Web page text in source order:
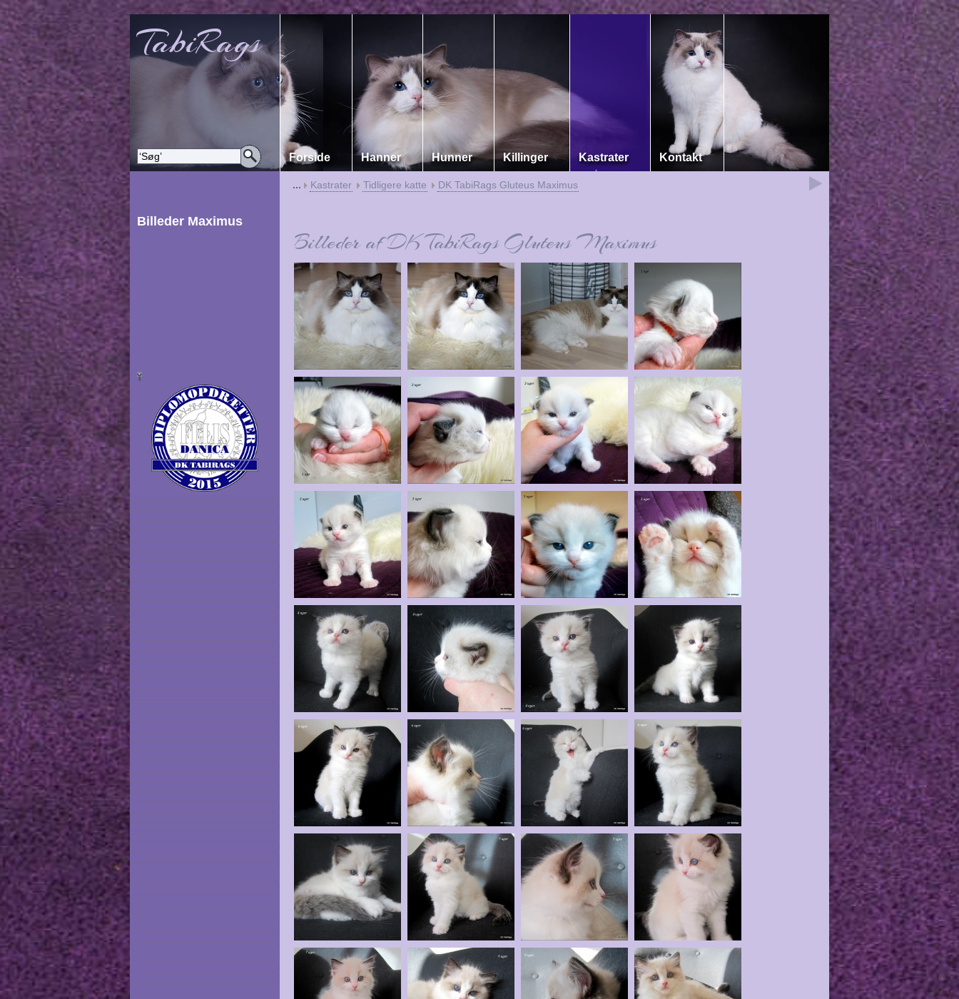
TabiRags
Forside Hanner Hunner Killinger Kastrater Kontakt
Billeder Maximus
... Kastrater Tidligere katte DK TabiRags Gluteus Maximus
Billeder af DK TabiRags Gluteus Maximus